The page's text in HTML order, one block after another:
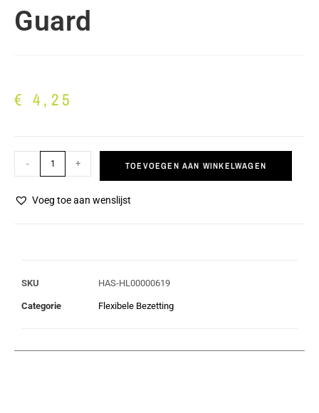
Guard
€ 4,25
- + TOEVOEGEN AAN WINKELWAGEN
Voeg toe aan wenslijst
SKU HAS-HL00000619
Categorie Flexibele Bezetting